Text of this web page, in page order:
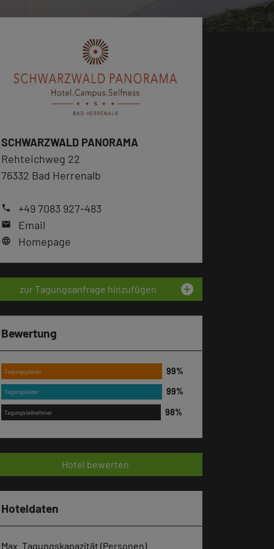
SCHWARZWALD PANORAMA
Rehteichweg 22
76332 Bad Herrenalb
phone +49 7083 927-483
mail Email
language Homepage
zur Tagungsanfrage hinzufügen add_circle
Bewertung
Tagungsplaner
Tagungsleiter
Tagungsteilnehmer
Hotel bewerten
Hoteldaten
Max. Tagungskapazität (Personen)